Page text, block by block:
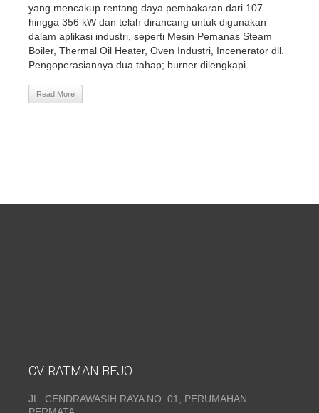
yang mencakup rentang daya pembakaran dari 107
hingga 356 kW dan telah dirancang untuk digunakan
dalam aplikasi industri, seperti Mesin Pemanas Steam
Boiler, Thermal Oil Heater, Oven Industri, Incenerator dll.
Pengoperasiannya dua tahap; burner dilengkapi ...
Read More
CV. RATMAN BEJO
JL. CENDRAWASIH RAYA NO. 01, PERUMAHAN